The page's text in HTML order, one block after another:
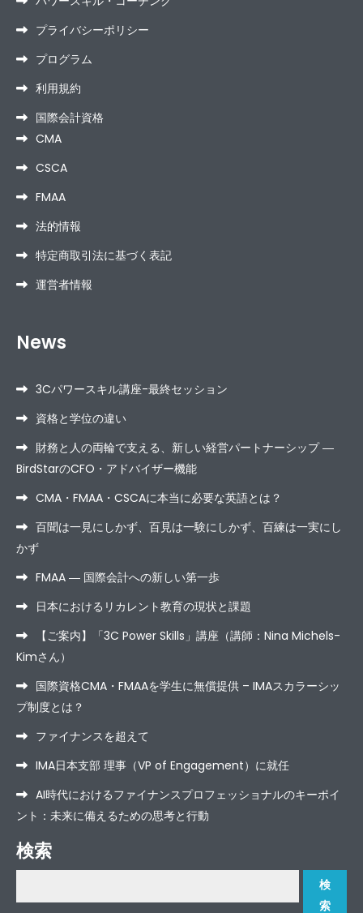
プライバシーポリシー
プログラム
利用規約
国際会計資格
CMA
CSCA
FMAA
法的情報
特定商取引法に基づく表記
運営者情報
News
3Cパワースキル講座-最終セッション
資格と学位の違い
財務と人の両輪で支える、新しい経営パートナーシップ ―
BirdStarのCFO・アドバイザー機能
CMA・FMAA・CSCAに本当に必要な英語とは？
百聞は一見にしかず、百見は一験にしかず、百練は一実にし
かず
FMAA ― 国際会計への新しい第一歩
日本におけるリカレント教育の現状と課題
【ご案内】「3C Power Skills」講座（講師：Nina Michels-
Kimさん）
国際資格CMA・FMAAを学生に無償提供 – IMAスカラーシッ
プ制度とは？
ファイナンスを超えて
IMA日本支部 理事（VP of Engagement）に就任
AI時代におけるファイナンスプロフェッショナルのキーポイ
ント：未来に備えるための思考と行動
検索
検
索